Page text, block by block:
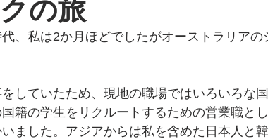
の旅
、私は2か月ほどでしたがオーストラリア
していたため、現地の職場ではいろいろな
籍の学生をリクルートするための営業職と
ました。アジアからは私を含めた日本人と韓